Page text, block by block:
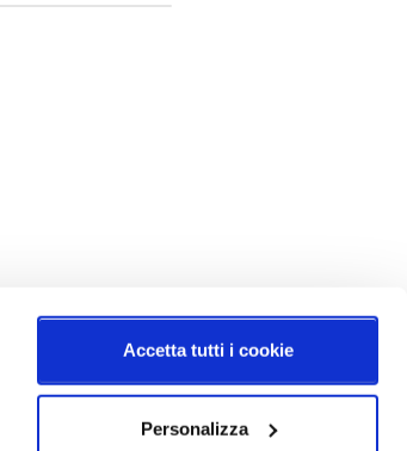
Accetta tutti i cookie
Personalizza